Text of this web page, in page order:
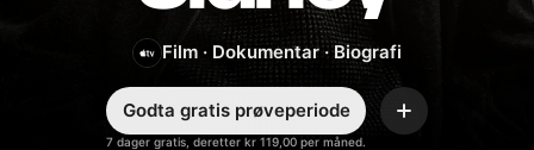
Film · Dokumentar ·Biografi
7 dager gratis, deretter kr 119,00 per måned.
Godta gratis prøveperiode
Legg